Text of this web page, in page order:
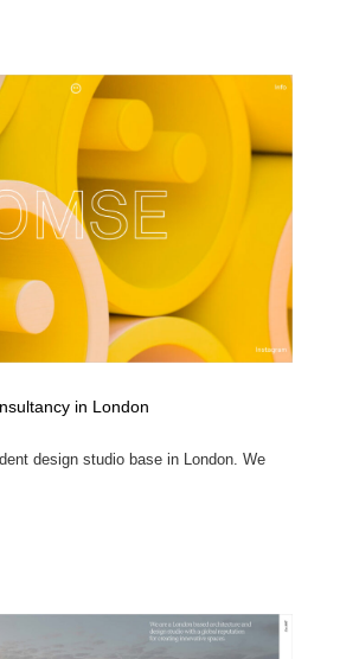
in London
design studio base in London. We